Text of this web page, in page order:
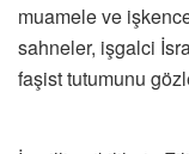
muamele ve
sahneler, işgalci
faşist tutumunu